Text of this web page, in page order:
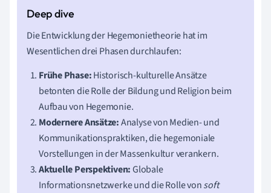
Die Entwicklung der Hegemonietheorie hat im
Wesentlichen drei Phasen durchlaufen:
Frühe Phase:Historisch-kulturelle Ansätze
betonten die Rolle der Bildung und Religion beim
Aufbau von Hegemonie.
Modernere Ansätze:Analyse von Medien- und
Kommunikationspraktiken, die hegemoniale
Vorstellungen in der Massenkultur verankern.
Aktuelle Perspektiven:Globale
Informationsnetzwerke und die Rolle vonsoft